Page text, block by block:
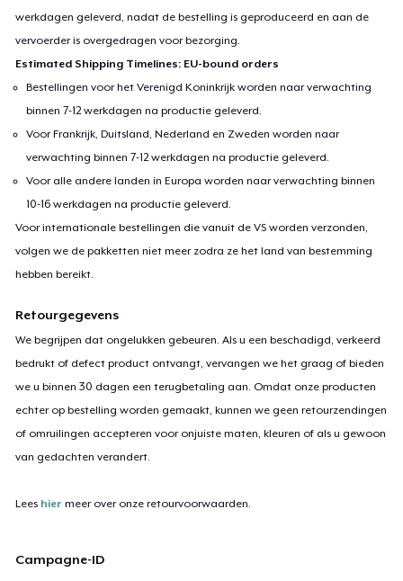
werkdagen geleverd, nadat de bestelling is geproduceerd en aan de
vervoerder is overgedragen voor bezorging.
Estimated Shipping Timelines: EU-bound orders
Bestellingen voor het Verenigd Koninkrijk worden naar verwachting
binnen 7-12 werkdagen na productie geleverd.
Voor Frankrijk, Duitsland, Nederland en Zweden worden naar
verwachting binnen 7-12 werkdagen na productie geleverd.
Voor alle andere landen in Europa worden naar verwachting binnen
10-16 werkdagen na productie geleverd.
Voor internationale bestellingen die vanuit de VS worden verzonden,
volgen we de pakketten niet meer zodra ze het land van bestemming
hebben bereikt.
Retourgegevens
We begrijpen dat ongelukken gebeuren. Als u een beschadigd, verkeerd
bedrukt of defect product ontvangt, vervangen we het graag of bieden
we u binnen 30 dagen een terugbetaling aan. Omdat onze producten
echter op bestelling worden gemaakt, kunnen we geen retourzendingen
of omruilingen accepteren voor onjuiste maten, kleuren of als u gewoon
van gedachten verandert.
Lees hier meer over onze retourvoorwaarden.
Campagne-ID